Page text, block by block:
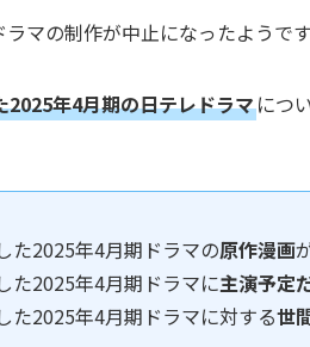
ラマの制作が中止になったようで
2025年4月期の日テレドラマにつ
た2025年4月期ドラマの原作漫画
た2025年4月期ドラマに主演予定
た2025年4月期ドラマに対する世